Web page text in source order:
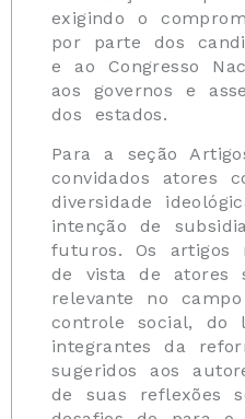
exigindo o
por parte dos
e ao Congresso
aos governos e
dos estados.
Para a seção
convidados atores
diversidade
intenção de
futuros. Os artigos
de vista de atores
relevante no
controle social, do
integrantes da
sugeridos aos
de suas reflexões